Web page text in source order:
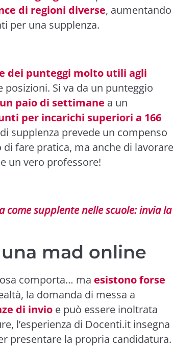
di regioni diverse, aumentando
per una supplenza.
dei punteggi molto utili agli
posizioni. Si va da un punteggio
paio di settimane a un
per incarichi superiori a 166
supplenza prevede un compenso
fare pratica, ma anche di lavorare
un vero professore!
supplente nelle scuole: invia la
mad online
comporta… ma esistono forse
la domanda di messa a
di invio e può essere inoltrata
l’esperienza di Docenti.it insegna
presentare la propria candidatura.